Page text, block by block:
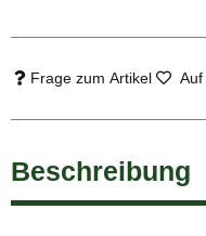
Frage zum Artikel Auf
Beschreibung